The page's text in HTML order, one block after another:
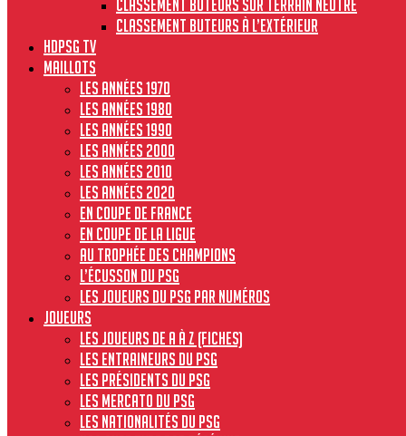
Classement buteurs sur terrain neutre
Classement buteurs à l’extérieur
HdPSG TV
MAILLOTS
Les années 1970
Les années 1980
Les années 1990
Les années 2000
Les années 2010
Les années 2020
En Coupe de France
En Coupe de la Ligue
Au Trophée des Champions
L’écusson du PSG
Les joueurs du PSG par numéros
JOUEURS
Les joueurs de A à Z (fiches)
Les entraineurs du PSG
Les présidents du PSG
Les Mercato du PSG
Les nationalités du PSG